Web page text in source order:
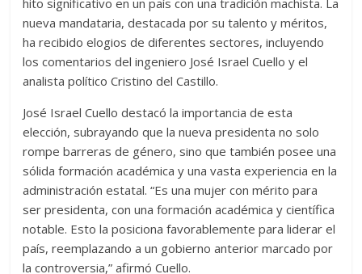
hito significativo en un país con una tradición machista. La
nueva mandataria, destacada por su talento y méritos,
ha recibido elogios de diferentes sectores, incluyendo
los comentarios del ingeniero José Israel Cuello y el
analista político Cristino del Castillo.
José Israel Cuello destacó la importancia de esta
elección, subrayando que la nueva presidenta no solo
rompe barreras de género, sino que también posee una
sólida formación académica y una vasta experiencia en la
administración estatal. “Es una mujer con mérito para
ser presidenta, con una formación académica y científica
notable. Esto la posiciona favorablemente para liderar el
país, reemplazando a un gobierno anterior marcado por
la controversia,” afirmó Cuello.